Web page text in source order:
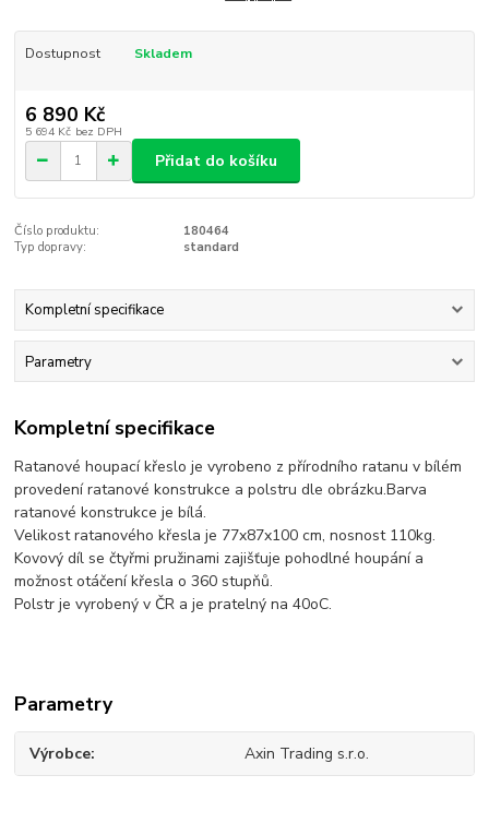
Dostupnost Skladem
6 890 Kč
5 694 Kč bez DPH
Přidat do košíku
Číslo produktu:
180464
Typ dopravy:
standard
Kompletní specifikace
Parametry
Kompletní specifikace
Ratanové houpací křeslo je vyrobeno z přírodního ratanu v bílém
provedení ratanové konstrukce a polstru dle obrázku.Barva
ratanové konstrukce je bílá.
Velikost ratanového křesla je 77x87x100 cm, nosnost 110kg.
Kovový díl se čtyřmi pružinami zajišťuje pohodlné houpání a
možnost otáčení křesla o 360 stupňů.
Polstr je vyrobený v ČR a je pratelný na 40oC.
Parametry
Výrobce Axin Trading s.r.o.